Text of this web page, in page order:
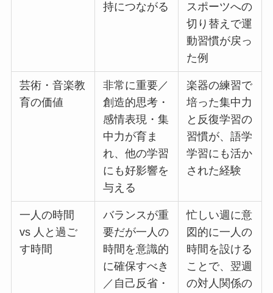
持につながる
スポーツへの
切り替えで運
動習慣が戻っ
た例
芸術・音楽教
育の価値
非常に重要／
創造的思考・
感情表現・集
中力が育ま
れ、他の学習
にも好影響を
与える
楽器の練習で
培った集中力
と反復学習の
習慣が、語学
学習にも活か
された経験
一人の時間
vs 人と過ご
す時間
バランスが重
要だが一人の
時間を意識的
に確保すべき
／自己反省・
忙しい週に意
図的に一人の
時間を設ける
ことで、翌週
の対人関係の